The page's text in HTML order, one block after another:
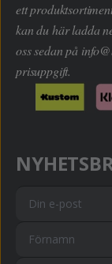
ett
kan du här ladda
oss sedan på
prisuppgift.